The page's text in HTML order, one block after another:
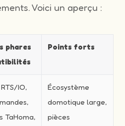
Voici un aperçu :
phares
Points forts
IO,
TaHoma,
Écosystème
domotique large,
pièces